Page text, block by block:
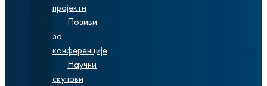
пројекти
Позиви
за
конференције
Научни
скупови